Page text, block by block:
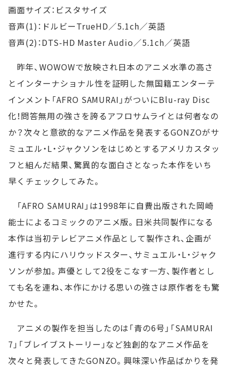
画面サイズ：ビスタサイズ
音声(1)：ドルビーTrueHD／5.1ch／英語
音声(2)：DTS-HD Master Audio／5.1ch／英語
昨年、WOWOWで放映され日本のアニメ水準の高さ
とインターナショナル性を証明した無国籍エンターテ
インメント「AFRO SAMURAI」がついにBlu-ray Disc
化！問答無用の強さを誇るアフロサムライとは何者なの
か？次々と意欲的なアニメ作品を発表するGONZOがサ
ミュエル・L・ジャクソンをはじめとするアメリカスタッ
フと組んだ結果、驚異的な面白さとなった本作をいち
早くチェックしてみた。
「AFRO SAMURAI」は1998年に自費出版された岡崎
能士によるコミックのアニメ版。日米共同製作になる
本作は当初テレビアニメ作品として製作され、企画が
進行する内にハリウッドスター、サミュエル・L・ジャク
ソンが参加。声優として2役をこなす一方、製作者とし
ても名を連ね、本作にかける思いの強さは原作者をも驚
かせた。
アニメの製作を担当したのは「青の6号」「SAMURAI
7」「ブレイブストーリー」など独創的なアニメ作品を
次々と発表してきたGONZO。興味深い作品ばかりを発